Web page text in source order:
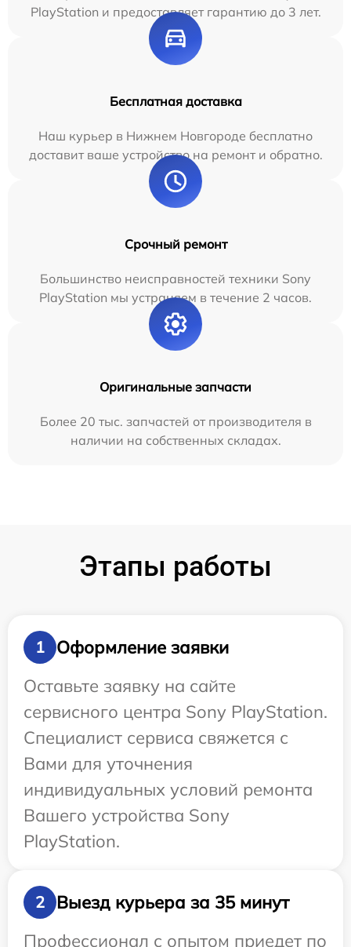
PlayStation и предоставляет гарантию до 3 лет.
Бесплатная доставка
Наш курьер в Нижнем Новгороде бесплатно
доставит ваше устройство на ремонт и обратно.
Срочный ремонт
Большинство неисправностей техники Sony
PlayStation мы устраняем в течение 2 часов.
Оригинальные запчасти
Более 20 тыс. запчастей от производителя в
наличии на собственных складах.
Этапы работы
1
Оформление заявки
Оставьте заявку на сайте
сервисного центра Sony PlayStation.
Специалист сервиса свяжется с
Вами для уточнения
индивидуальных условий ремонта
Вашего устройства Sony
PlayStation.
2
Выезд курьера за 35 минут
Профессионал с опытом приедет по